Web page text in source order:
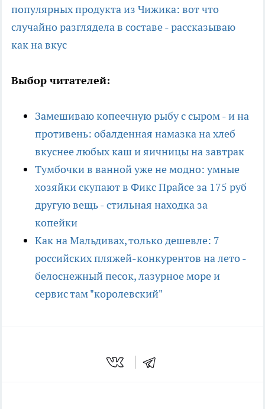
популярных продукта из Чижика: вот что
случайно разглядела в составе - рассказываю
как на вкус
Выбор читателей:
Замешиваю копеечную рыбу с сыром - и на
противень: обалденная намазка на хлеб
вкуснее любых каш и яичницы на завтрак
Тумбочки в ванной уже не модно: умные
хозяйки скупают в Фикс Прайсе за 175 руб
другую вещь - стильная находка за
копейки
Как на Мальдивах, только дешевле: 7
российских пляжей-конкурентов на лето -
белоснежный песок, лазурное море и
сервис там "королевский"